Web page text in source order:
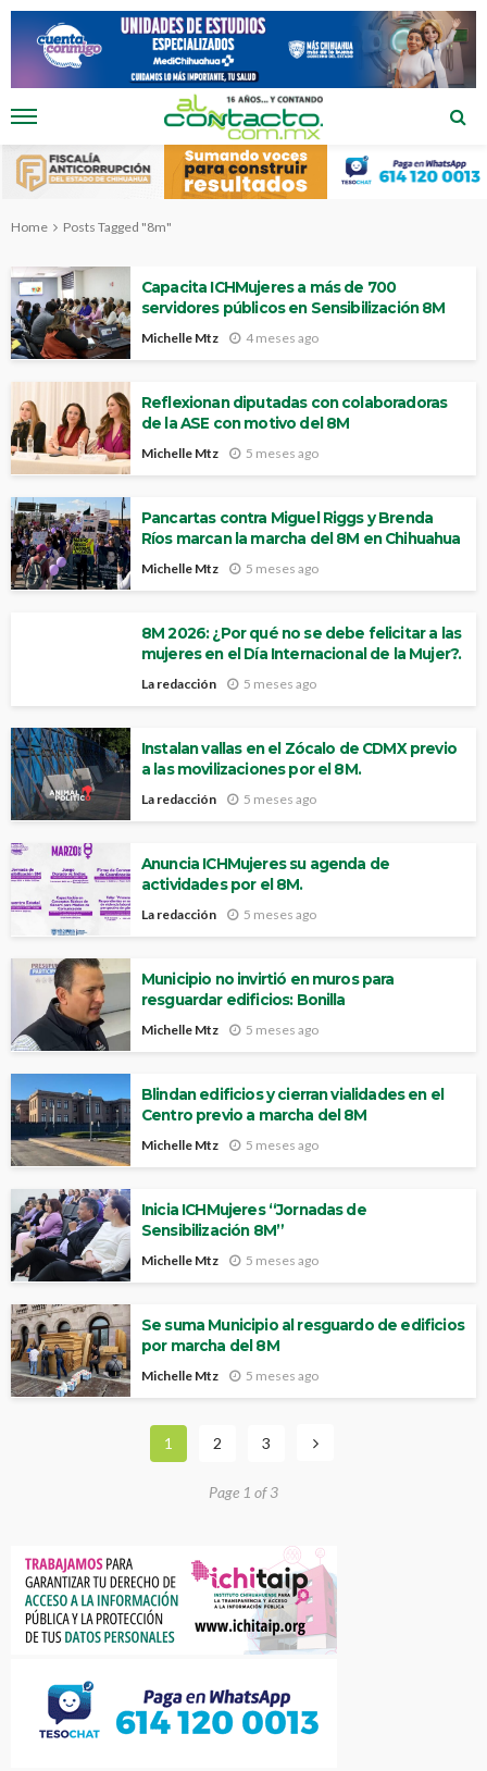
Home Posts Tagged "8m"
Capacita ICHMujeres a más de 700
servidores públicos en Sensibilización 8M
Michelle Mtz 4 meses ago
Reflexionan diputadas con colaboradoras
de la ASE con motivo del 8M
Michelle Mtz 5 meses ago
Pancartas contra Miguel Riggs y Brenda
Ríos marcan la marcha del 8M en Chihuahua
Michelle Mtz 5 meses ago
8M 2026: ¿Por qué no se debe felicitar a las
mujeres en el Día Internacional de la Mujer?.
La redacción 5 meses ago
Instalan vallas en el Zócalo de CDMX previo
a las movilizaciones por el 8M.
La redacción 5 meses ago
Anuncia ICHMujeres su agenda de
actividades por el 8M.
La redacción 5 meses ago
Municipio no invirtió en muros para
resguardar edificios: Bonilla
Michelle Mtz 5 meses ago
Blindan edificios y cierran vialidades en el
Centro previo a marcha del 8M
Michelle Mtz 5 meses ago
Inicia ICHMujeres “Jornadas de
Sensibilización 8M”
Michelle Mtz 5 meses ago
Se suma Municipio al resguardo de edificios
por marcha del 8M
Michelle Mtz 5 meses ago
1 2 3
Page 1 of 3